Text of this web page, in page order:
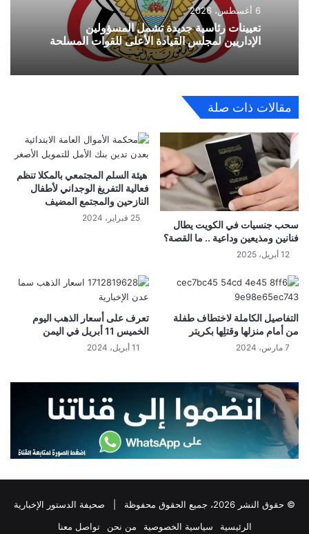
6 أغسطس، 2026
تعيينات رئاسية جديدة تشمل المسؤولين
الإداريين لمجلس القيادة الأعلى للقوات المسلحة
مقالات ذات صلة
سحب جنسيات في الكويت يطال
فنانين ومذيعين وداعية .. ما القصة؟
12 أبريل، 2025
هيئة السلم المجتمعي بالمكلا تنظم
فعالية التفريغ الوجداني لأطفال
النازحين والمجتمع المضيف
25 فبراير، 2024
التفاصيل الكاملة لاختطاف طفلة
من أمام منزلها وقتلِها بكريتر
7 مارس، 2024
تعرف على أسعار الذهب اليوم
الخميس 11 أبريل في اليمن
11 أبريل، 2024
© حقوق النشر 2026، جميع الحقوق محفوظة |
صحيفة الدستور الإخبارية
الرئيسية
سياسية الخصوصية من نحن تواصل معنا